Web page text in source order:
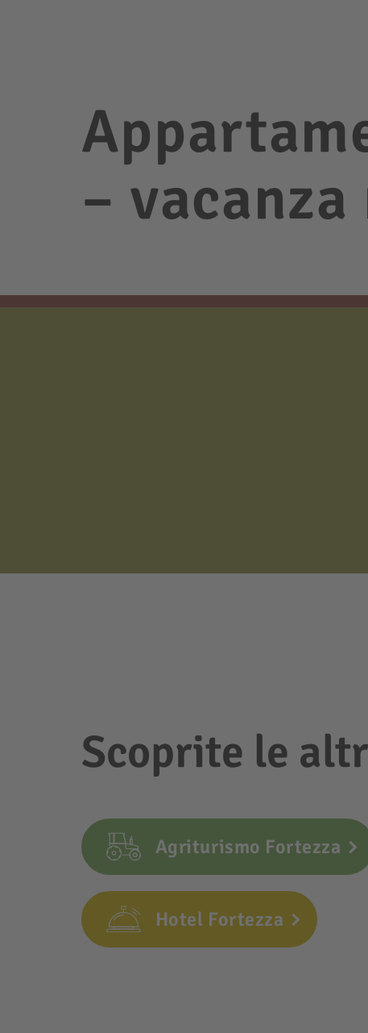
–
Scoprite le
Agriturismo Fortezza
Hotel Fortezza